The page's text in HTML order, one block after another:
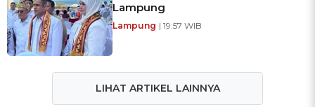
Lampung
Lampung | 19:57 WIB
LIHAT ARTIKEL LAINNYA